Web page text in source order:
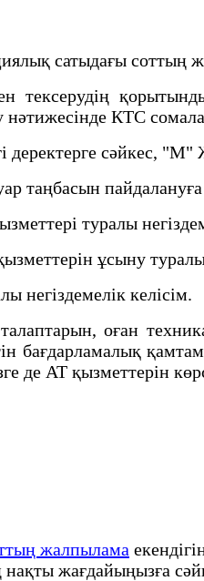
сатыдағы
тексерудің
нәтижесінде КТС
деректерге сәйкес,
таңбасын
туралы
ұсыну
негіздемелік келісім.
талаптарын, оған
бағдарламалық
де АТ қызметтерін
жалпылама
нақты жағдайыңызға